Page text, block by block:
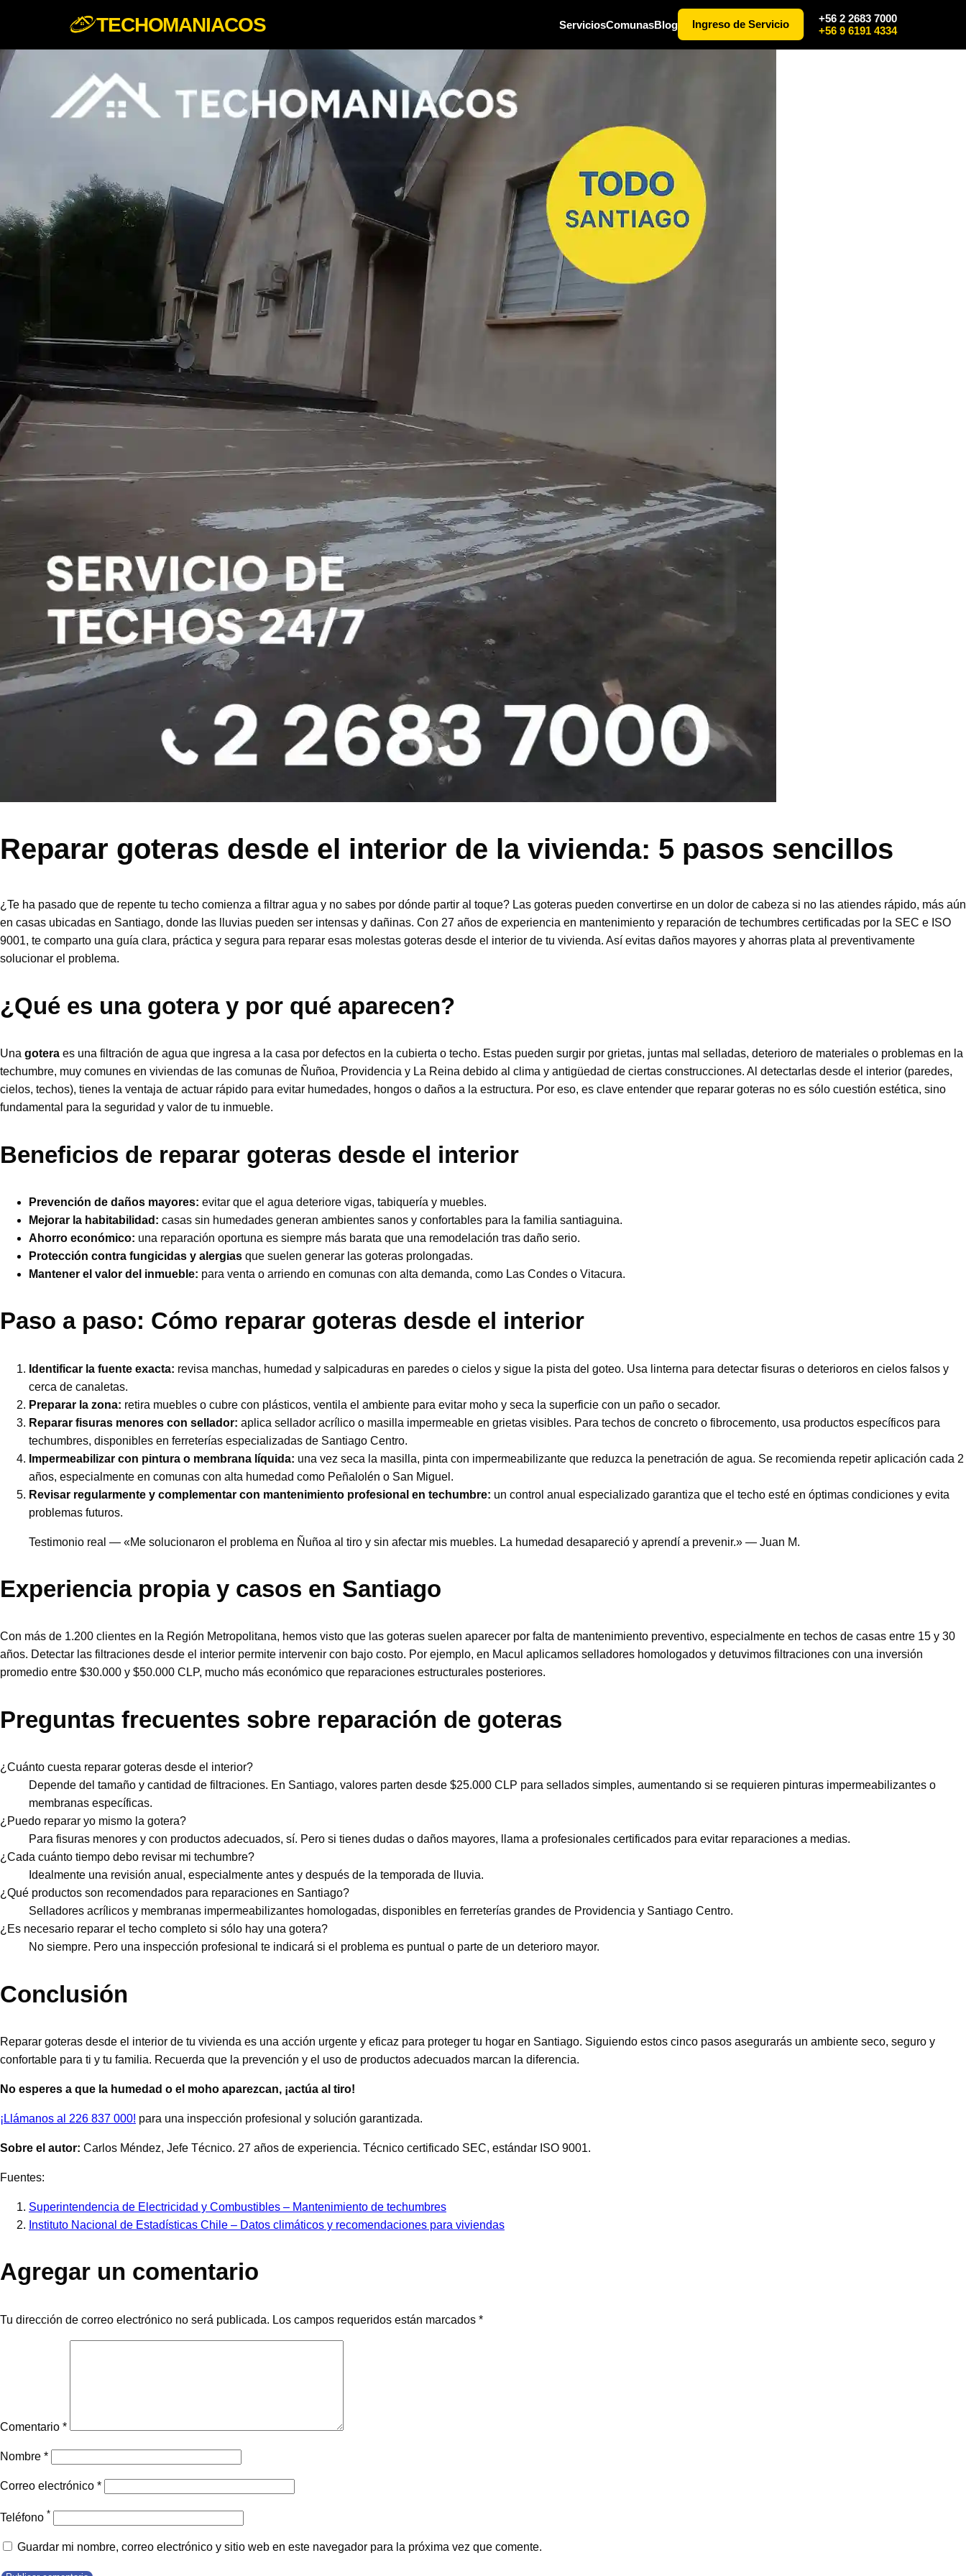
TECHOMANIACOS ServiciosComunasBlog Ingreso de Servicio
+56 2 2683 7000
+56 9 6191 4334
Reparar goteras desde el interior de la vivienda: 5 pasos sencillos
¿Te ha pasado que de repente tu techo comienza a filtrar agua y no sabes por dónde partir al toque? Las goteras pueden convertirse en un dolor de cabeza si no las atiendes rápido, más aún
en casas ubicadas en Santiago, donde las lluvias pueden ser intensas y dañinas. Con 27 años de experiencia en mantenimiento y reparación de techumbres certificadas por la SEC e ISO
9001, te comparto una guía clara, práctica y segura para reparar esas molestas goteras desde el interior de tu vivienda. Así evitas daños mayores y ahorras plata al preventivamente
solucionar el problema.
¿Qué es una gotera y por qué aparecen?
Una gotera es una filtración de agua que ingresa a la casa por defectos en la cubierta o techo. Estas pueden surgir por grietas, juntas mal selladas, deterioro de materiales o problemas en la
techumbre, muy comunes en viviendas de las comunas de Ñuñoa, Providencia y La Reina debido al clima y antigüedad de ciertas construcciones. Al detectarlas desde el interior (paredes,
cielos, techos), tienes la ventaja de actuar rápido para evitar humedades, hongos o daños a la estructura. Por eso, es clave entender que reparar goteras no es sólo cuestión estética, sino
fundamental para la seguridad y valor de tu inmueble.
Beneficios de reparar goteras desde el interior
Prevención de daños mayores: evitar que el agua deteriore vigas, tabiquería y muebles.
Mejorar la habitabilidad: casas sin humedades generan ambientes sanos y confortables para la familia santiaguina.
Ahorro económico: una reparación oportuna es siempre más barata que una remodelación tras daño serio.
Protección contra fungicidas y alergias que suelen generar las goteras prolongadas.
Mantener el valor del inmueble: para venta o arriendo en comunas con alta demanda, como Las Condes o Vitacura.
Paso a paso: Cómo reparar goteras desde el interior
Identificar la fuente exacta: revisa manchas, humedad y salpicaduras en paredes o cielos y sigue la pista del goteo. Usa linterna para detectar fisuras o deterioros en cielos falsos y
cerca de canaletas.
Preparar la zona: retira muebles o cubre con plásticos, ventila el ambiente para evitar moho y seca la superficie con un paño o secador.
Reparar fisuras menores con sellador: aplica sellador acrílico o masilla impermeable en grietas visibles. Para techos de concreto o fibrocemento, usa productos específicos para
techumbres, disponibles en ferreterías especializadas de Santiago Centro.
Impermeabilizar con pintura o membrana líquida: una vez seca la masilla, pinta con impermeabilizante que reduzca la penetración de agua. Se recomienda repetir aplicación cada 2
años, especialmente en comunas con alta humedad como Peñalolén o San Miguel.
Revisar regularmente y complementar con mantenimiento profesional en techumbre: un control anual especializado garantiza que el techo esté en óptimas condiciones y evita
problemas futuros.
Testimonio real — «Me solucionaron el problema en Ñuñoa al tiro y sin afectar mis muebles. La humedad desapareció y aprendí a prevenir.» — Juan M.
Experiencia propia y casos en Santiago
Con más de 1.200 clientes en la Región Metropolitana, hemos visto que las goteras suelen aparecer por falta de mantenimiento preventivo, especialmente en techos de casas entre 15 y 30
años. Detectar las filtraciones desde el interior permite intervenir con bajo costo. Por ejemplo, en Macul aplicamos selladores homologados y detuvimos filtraciones con una inversión
promedio entre $30.000 y $50.000 CLP, mucho más económico que reparaciones estructurales posteriores.
Preguntas frecuentes sobre reparación de goteras
¿Cuánto cuesta reparar goteras desde el interior?
Depende del tamaño y cantidad de filtraciones. En Santiago, valores parten desde $25.000 CLP para sellados simples, aumentando si se requieren pinturas impermeabilizantes o
membranas específicas.
¿Puedo reparar yo mismo la gotera?
Para fisuras menores y con productos adecuados, sí. Pero si tienes dudas o daños mayores, llama a profesionales certificados para evitar reparaciones a medias.
¿Cada cuánto tiempo debo revisar mi techumbre?
Idealmente una revisión anual, especialmente antes y después de la temporada de lluvia.
¿Qué productos son recomendados para reparaciones en Santiago?
Selladores acrílicos y membranas impermeabilizantes homologadas, disponibles en ferreterías grandes de Providencia y Santiago Centro.
¿Es necesario reparar el techo completo si sólo hay una gotera?
No siempre. Pero una inspección profesional te indicará si el problema es puntual o parte de un deterioro mayor.
Conclusión
Reparar goteras desde el interior de tu vivienda es una acción urgente y eficaz para proteger tu hogar en Santiago. Siguiendo estos cinco pasos asegurarás un ambiente seco, seguro y
confortable para ti y tu familia. Recuerda que la prevención y el uso de productos adecuados marcan la diferencia.
No esperes a que la humedad o el moho aparezcan, ¡actúa al tiro!
¡Llámanos al 226 837 000! para una inspección profesional y solución garantizada.
Sobre el autor: Carlos Méndez, Jefe Técnico. 27 años de experiencia. Técnico certificado SEC, estándar ISO 9001.
Fuentes:
Superintendencia de Electricidad y Combustibles – Mantenimiento de techumbres
Instituto Nacional de Estadísticas Chile – Datos climáticos y recomendaciones para viviendas
Agregar un comentario
Tu dirección de correo electrónico no será publicada. Los campos requeridos están marcados *
Comentario *
Nombre *
Correo electrónico *
Teléfono *
Guardar mi nombre, correo electrónico y sitio web en este navegador para la próxima vez que comente.